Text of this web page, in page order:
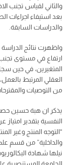
بعد استيفاء اجراءات
والدراسات السابقة.
واظهرت نتائج
ارتفاع في مستوى تجنب
المتغيرين، في حين
العقلي المرتبط
من التوصيات
النفسية بتقدير
“التوجه المنتج وغير
والداخلية” من قسم
نيلها شهادة